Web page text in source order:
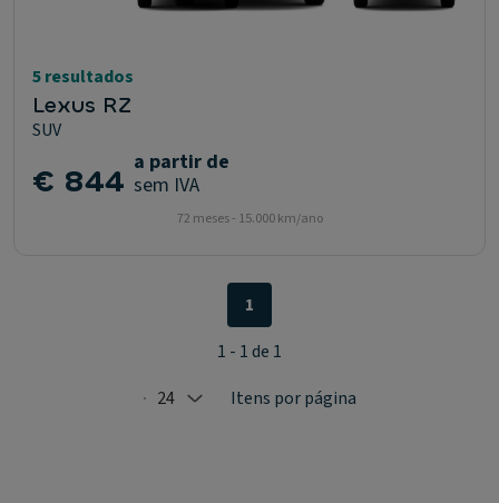
5 resultados
Lexus RZ
SUV
€ 844 a partir de
sem IVA
72 meses - 15.000 km/ano
Selected: 24
24 Itens por página
1
1 - 1 de 1